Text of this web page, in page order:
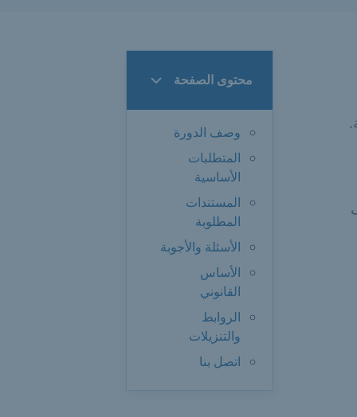
محتوى الصفحة
وصف الدورة
المتطلبات
الأساسية
المستندات
المطلوبة
الأسئلة والأجوبة
الأساس
القانوني
الروابط
والتنزيلات
اتصل بنا